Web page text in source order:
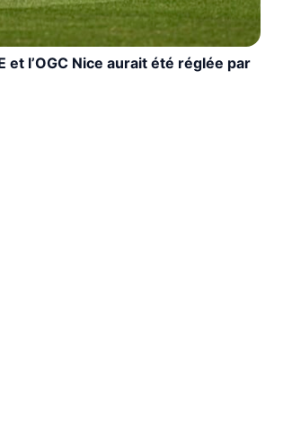
l’OGC Nice aurait été réglée par